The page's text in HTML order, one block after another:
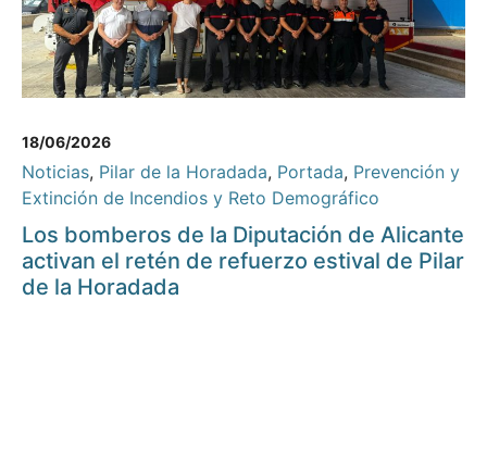
18/06/2026
Noticias, Pilar de la Horadada, Portada, Prevención y
Extinción de Incendios y Reto Demográfico
Los bomberos de la Diputación de Alicante
activan el retén de refuerzo estival de Pilar
de la Horadada